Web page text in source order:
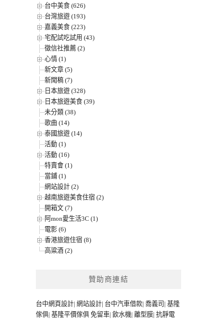
台中美食 (626)
台灣旅遊 (193)
嘉義美食 (223)
宅配試吃試用 (43)
徵信社推薦 (2)
心情 (1)
新文章 (5)
新聞稿 (7)
日本旅遊 (328)
日本旅遊美食 (39)
未分類 (38)
歌曲 (14)
泰國旅遊 (14)
活動 (1)
活動 (16)
特賣會 (1)
當鋪 (1)
網站設計 (2)
越南旅遊美食住宿 (2)
開箱文 (7)
阿mon愛生活3C (1)
電影 (6)
香港旅遊住宿 (8)
高粱酒 (2)
贊助商連結
台中網頁設計| 網站設計| 台中汽車借款| 喬義司 | 基隆
傢俱| 基隆平價傢俱 免留車| 飲水機| 離型膜| 抗靜電